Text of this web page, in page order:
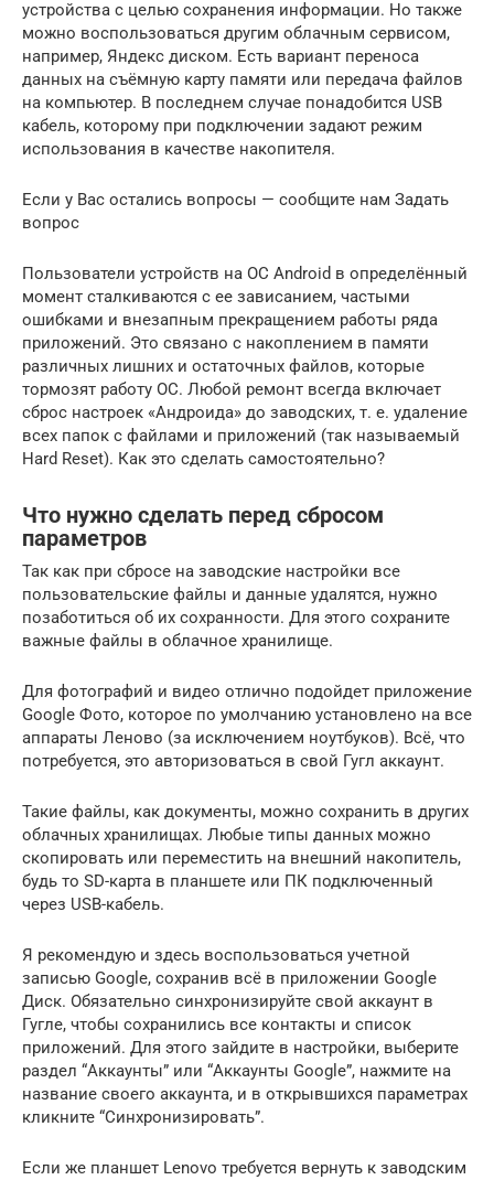
устройства с целью сохранения информации. Но также
можно воспользоваться другим облачным сервисом,
например, Яндекс диском. Есть вариант переноса
данных на съёмную карту памяти или передача файлов
на компьютер. В последнем случае понадобится USB
кабель, которому при подключении задают режим
использования в качестве накопителя.
Если у Вас остались вопросы — сообщите нам Задать
вопрос
Пользователи устройств на ОС Android в определённый
момент сталкиваются с ее зависанием, частыми
ошибками и внезапным прекращением работы ряда
приложений. Это связано с накоплением в памяти
различных лишних и остаточных файлов, которые
тормозят работу ОС. Любой ремонт всегда включает
сброс настроек «Андроида» до заводских, т. е. удаление
всех папок с файлами и приложений (так называемый
Hard Reset). Как это сделать самостоятельно?
Что нужно сделать перед сбросом
параметров
Так как при сбросе на заводские настройки все
пользовательские файлы и данные удалятся, нужно
позаботиться об их сохранности. Для этого сохраните
важные файлы в облачное хранилище.
Для фотографий и видео отлично подойдет приложение
Google Фото, которое по умолчанию установлено на все
аппараты Леново (за исключением ноутбуков). Всё, что
потребуется, это авторизоваться в свой Гугл аккаунт.
Такие файлы, как документы, можно сохранить в других
облачных хранилищах. Любые типы данных можно
скопировать или переместить на внешний накопитель,
будь то SD-карта в планшете или ПК подключенный
через USB-кабель.
Я рекомендую и здесь воспользоваться учетной
записью Google, сохранив всё в приложении Google
Диск. Обязательно синхронизируйте свой аккаунт в
Гугле, чтобы сохранились все контакты и список
приложений. Для этого зайдите в настройки, выберите
раздел “Аккаунты” или “Аккаунты Google”, нажмите на
название своего аккаунта, и в открывшихся параметрах
кликните “Синхронизировать”.
Если же планшет Lenovo требуется вернуть к заводским